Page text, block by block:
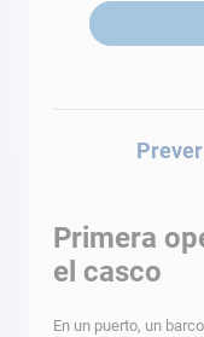
Primera
el casco
En un puerto, un